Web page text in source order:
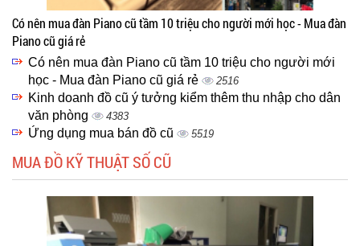
Có nên mua đàn Piano cũ tầm 10 triệu cho người mới học - Mua đàn
Piano cũ giá rẻ
Có nên mua đàn Piano cũ tầm 10 triệu cho người mới
học - Mua đàn Piano cũ giá rẻ
2516
Kinh doanh đồ cũ ý tưởng kiểm thêm thu nhập cho dân
văn phòng
4383
Ứng dụng mua bán đồ cũ 5519
MUA ĐỒ KỸ THUẬT SỐ CŨ